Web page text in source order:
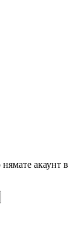
акаунт в